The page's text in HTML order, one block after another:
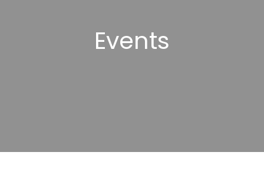
Events